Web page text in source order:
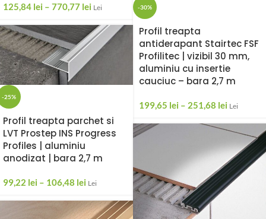
125,84 lei – 770,77 lei Lei -30%
Profil treapta
antiderapant Stairtec FSF
Profilitec | vizibil 30 mm,
aluminiu cu insertie
cauciuc – bara 2,7 m
199,65 lei – 251,68 lei Lei
-25%
Profil treapta parchet si
LVT Prostep INS Progress
Profiles | aluminiu
anodizat | bara 2,7 m
99,22 lei – 106,48 lei Lei